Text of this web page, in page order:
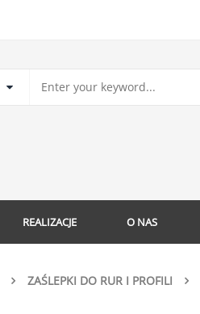
REALIZACJE O NAS
ZAŚLEPKI DO RUR I PROFILI